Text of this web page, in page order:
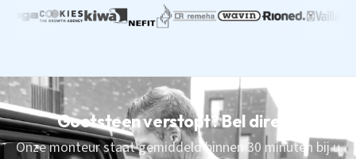
Gootsteen verstopt? Bel direct.
Onze monteur staat gemiddeld binnen 30 minuten bij u